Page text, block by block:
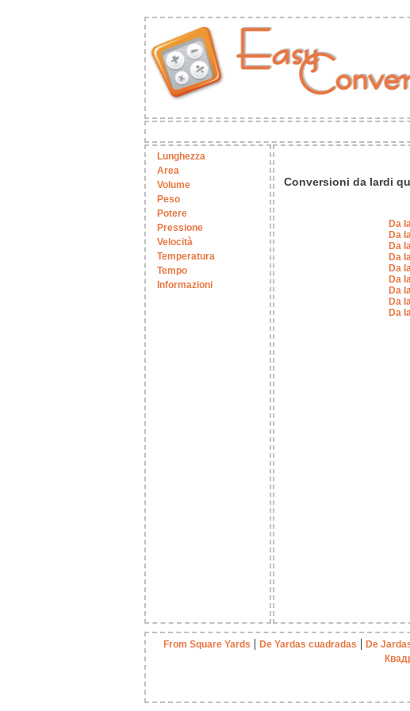
Lunghezza
Area
Volume
Peso
Potere
Pressione
Velocità
Temperatura
Tempo
Informazioni
Conversioni da Iardi
Da
Da
Da
Da
Da
Da
Da
Da
Da
From Square Yards De Yardas cuadradas De